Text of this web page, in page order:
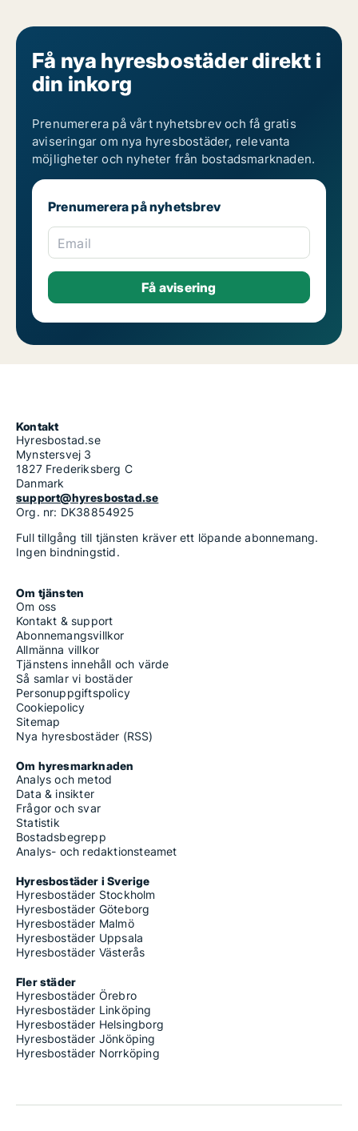
Få nya hyresbostäder direkt i
din inkorg
Prenumerera på vårt nyhetsbrev och få gratis
aviseringar om nya hyresbostäder, relevanta
möjligheter och nyheter från bostadsmarknaden.
Prenumerera på nyhetsbrev
Email
Kontakt
Hyresbostad.se
Mynstersvej 3
1827 Frederiksberg C
Danmark
support@hyresbostad.se
Org. nr: DK38854925
Full tillgång till tjänsten kräver ett löpande abonnemang.
Ingen bindningstid.
Om tjänsten
Om oss
Kontakt & support
Abonnemangsvillkor
Allmänna villkor
Tjänstens innehåll och värde
Så samlar vi bostäder
Personuppgiftspolicy
Cookiepolicy
Sitemap
Nya hyresbostäder (RSS)
Om hyresmarknaden
Analys och metod
Data & insikter
Frågor och svar
Statistik
Bostadsbegrepp
Analys- och redaktionsteamet
Hyresbostäder i Sverige
Hyresbostäder Stockholm
Hyresbostäder Göteborg
Hyresbostäder Malmö
Hyresbostäder Uppsala
Hyresbostäder Västerås
Fler städer
Hyresbostäder Örebro
Hyresbostäder Linköping
Hyresbostäder Helsingborg
Hyresbostäder Jönköping
Hyresbostäder Norrköping